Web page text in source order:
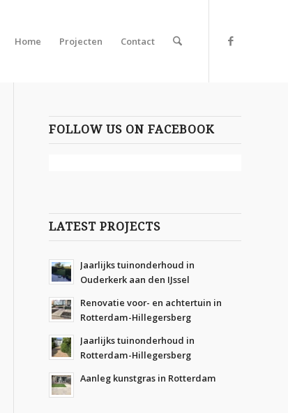
Home Projecten Contact
FOLLOW US ON FACEBOOK
LATEST PROJECTS
Jaarlijks tuinonderhoud in
Ouderkerk aan den IJssel
Renovatie voor- en achtertuin in
Rotterdam-Hillegersberg
Jaarlijks tuinonderhoud in
Rotterdam-Hillegersberg
Aanleg kunstgras in Rotterdam